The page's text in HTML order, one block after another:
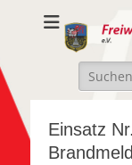
Freiwillige
Suche
nach:
Einsatz